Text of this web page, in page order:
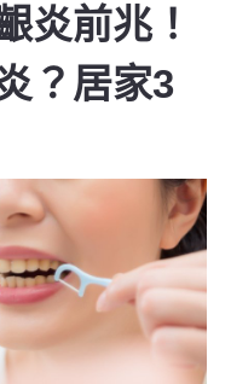
炎前兆！
？居家3